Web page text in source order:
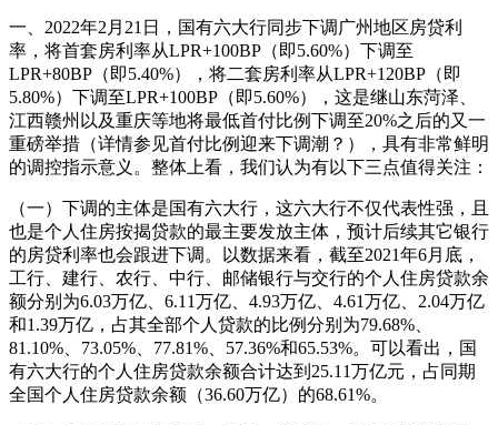
一、2022年2月21日，国有六大行同步下调广州地区房贷利
率，将首套房利率从LPR+100BP（即5.60%）下调至
LPR+80BP（即5.40%），将二套房利率从LPR+120BP（即
5.80%）下调至LPR+100BP（即5.60%），这是继山东菏泽、
江西赣州以及重庆等地将最低首付比例下调至20%之后的又一
重磅举措（详情参见首付比例迎来下调潮？），具有非常鲜明
的调控指示意义。整体上看，我们认为有以下三点值得关注：
（一）下调的主体是国有六大行，这六大行不仅代表性强，且
也是个人住房按揭贷款的最主要发放主体，预计后续其它银行
的房贷利率也会跟进下调。以数据来看，截至2021年6月底，
工行、建行、农行、中行、邮储银行与交行的个人住房贷款余
额分别为6.03万亿、6.11万亿、4.93万亿、4.61万亿、2.04万亿
和1.39万亿，占其全部个人贷款的比例分别为79.68%、
81.10%、73.05%、77.81%、57.36%和65.53%。可以看出，国
有六大行的个人住房贷款余额合计达到25.11万亿元，占同期
全国个人住房贷款余额（36.60万亿）的68.61%。